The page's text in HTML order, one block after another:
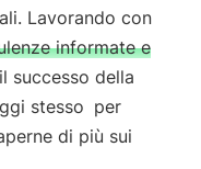
Lavorando con
informate e
successo della
stesso per
di più sui